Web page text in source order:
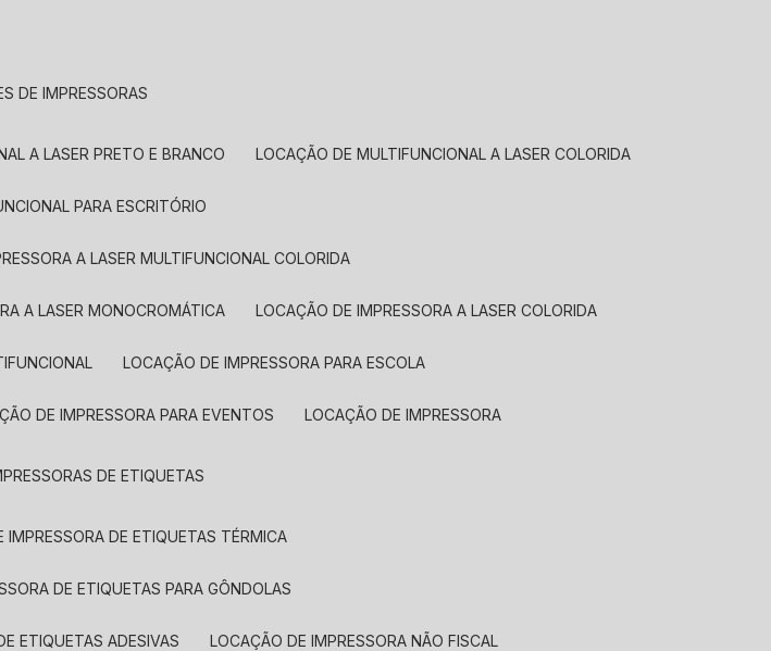
DE IMPRESSORAS
A LASER PRETO E BRANCO LOCAÇÃO DE MULTIFUNCIONAL A LASER COLORIDA
PARA ESCRITÓRIO
A LASER MULTIFUNCIONAL COLORIDA
A LASER MONOCROMÁTICA LOCAÇÃO DE IMPRESSORA A LASER COLORIDA
LOCAÇÃO DE IMPRESSORA PARA ESCOLA
DE IMPRESSORA PARA EVENTOS LOCAÇÃO DE IMPRESSORA
DE ETIQUETAS
IMPRESSORA DE ETIQUETAS TÉRMICA
DE ETIQUETAS PARA GÔNDOLAS
ETIQUETAS ADESIVAS LOCAÇÃO DE IMPRESSORA NÃO FISCAL